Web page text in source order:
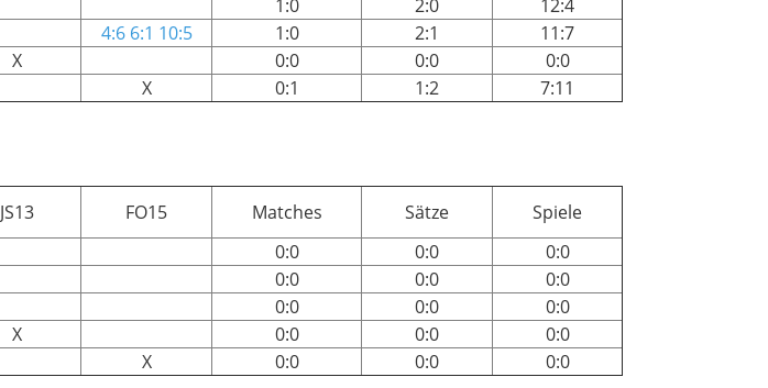
1:0 2:0
12:4
4:6 6:1 10:5 1:0 2:1
11:7
X 0:0 0:0
0:0
X 0:1 1:2 7:11
JS13 FO15 Matches Sätze
Spiele
0:0 0:0
0:0
0:0 0:0
0:0
0:0 0:0
0:0
X 0:0 0:0
0:0
X 0:0 0:0 0:0